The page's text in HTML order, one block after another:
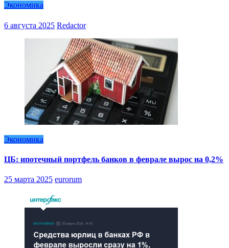
Экономика
6 августа 2025 Redactor
Экономика
ЦБ: ипотечный портфель банков в феврале вырос на 0,2%
25 марта 2025 eurorum